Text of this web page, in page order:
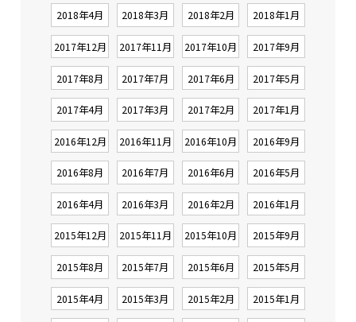
2018年4月 2018年3月 2018年2月 2018年1月
2017年12月 2017年11月 2017年10月 2017年9月
2017年8月 2017年7月 2017年6月 2017年5月
2017年4月 2017年3月 2017年2月 2017年1月
2016年12月 2016年11月 2016年10月 2016年9月
2016年8月 2016年7月 2016年6月 2016年5月
2016年4月 2016年3月 2016年2月 2016年1月
2015年12月 2015年11月 2015年10月 2015年9月
2015年8月 2015年7月 2015年6月 2015年5月
2015年4月 2015年3月 2015年2月 2015年1月